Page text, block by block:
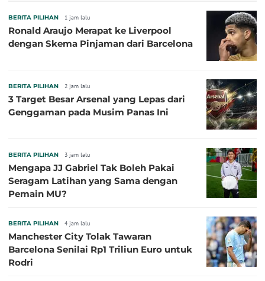
BERITA PILIHAN 1 jam lalu
Ronald Araujo Merapat ke Liverpool
dengan Skema Pinjaman dari Barcelona
BERITA PILIHAN 2 jam lalu
3 Target Besar Arsenal yang Lepas dari
Genggaman pada Musim Panas Ini
BERITA PILIHAN 3 jam lalu
Mengapa JJ Gabriel Tak Boleh Pakai
Seragam Latihan yang Sama dengan
Pemain MU?
BERITA PILIHAN 4 jam lalu
Manchester City Tolak Tawaran
Barcelona Senilai Rp1 Triliun Euro untuk
Rodri